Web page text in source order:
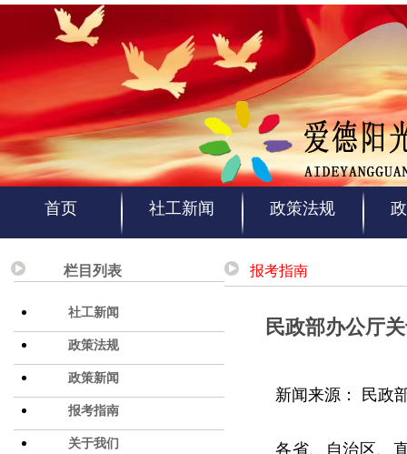
首页 社工新闻 政策法规
栏目列表
社工新闻
政策法规
政策新闻
报考指南
关于我们
报考指南
民政部办公厅
新闻来源： 民政
各省、自治区、